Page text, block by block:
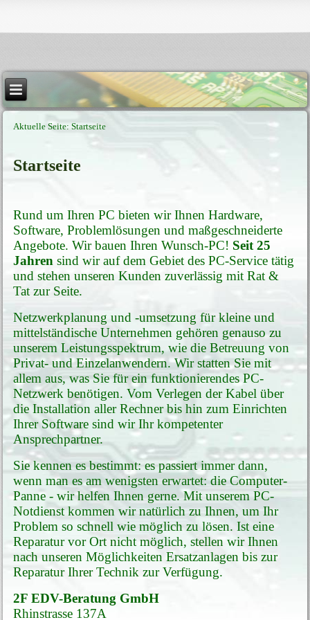
Aktuelle Seite:Startseite
Startseite
Rund um Ihren PC bieten wir Ihnen Hardware,
Software, Problemlösungen und maßgeschneiderte
Angebote. Wir bauen Ihren Wunsch-PC! Seit 25
Jahren sind wir auf dem Gebiet des PC-Service tätig
und stehen unseren Kunden zuverlässig mit Rat &
Tat zur Seite.
Netzwerkplanung und -umsetzung für kleine und
mittelständische Unternehmen gehören genauso zu
unserem Leistungsspektrum, wie die Betreuung von
Privat- und Einzelanwendern. Wir statten Sie mit
allem aus, was Sie für ein funktionierendes PC-
Netzwerk benötigen. Vom Verlegen der Kabel über
die Installation aller Rechner bis hin zum Einrichten
Ihrer Software sind wir Ihr kompetenter
Ansprechpartner.
Sie kennen es bestimmt: es passiert immer dann,
wenn man es am wenigsten erwartet: die Computer-
Panne - wir helfen Ihnen gerne. Mit unserem PC-
Notdienst kommen wir natürlich zu Ihnen, um Ihr
Problem so schnell wie möglich zu lösen. Ist eine
Reparatur vor Ort nicht möglich, stellen wir Ihnen
nach unseren Möglichkeiten Ersatzanlagen bis zur
Reparatur Ihrer Technik zur Verfügung.
2F EDV-Beratung GmbH
Rhinstrasse 137A